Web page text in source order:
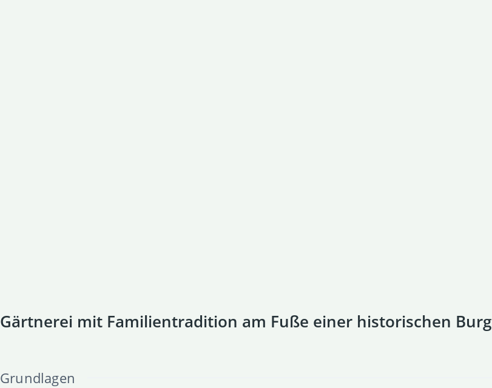
Gärtnerei mit Familientradition am Fuße einer historischen Burg
Grundlagen